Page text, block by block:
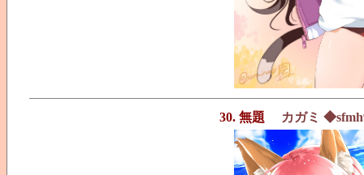
30. 無題 カガミ